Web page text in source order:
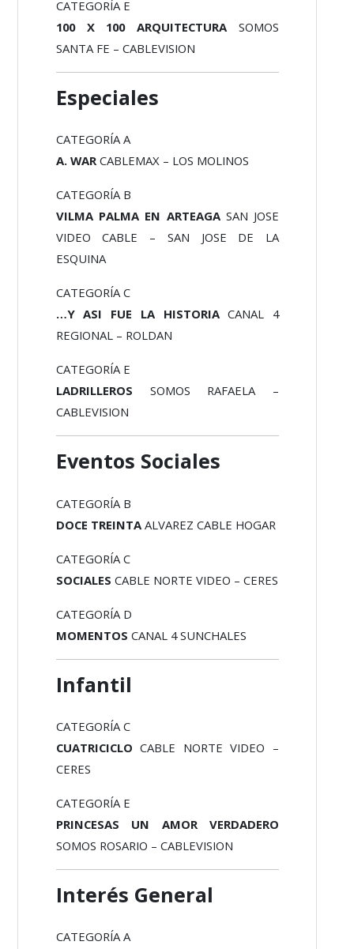
CATEGORÍA E
100 X 100 ARQUITECTURA SOMOS
SANTA FE – CABLEVISION
Especiales
CATEGORÍA A
A. WARCABLEMAX – LOS MOLINOS
CATEGORÍA B
VILMA PALMA EN ARTEAGASAN JOSE
VIDEO CABLE – SAN JOSE DE LA
ESQUINA
CATEGORÍA C
…Y ASI FUE LA HISTORIACANAL 4
REGIONAL – ROLDAN
CATEGORÍA E
LADRILLEROS SOMOS RAFAELA –
CABLEVISION
Eventos Sociales
CATEGORÍA B
DOCE TREINTAALVAREZ CABLE HOGAR
CATEGORÍA C
SOCIALES CABLE NORTE VIDEO – CERES
CATEGORÍA D
MOMENTOS CANAL 4 SUNCHALES
Infantil
CATEGORÍA C
CUATRICICLO CABLE NORTE VIDEO –
CERES
CATEGORÍA E
PRINCESAS UN AMOR VERDADERO
SOMOS ROSARIO – CABLEVISION
Interés General
CATEGORÍA A